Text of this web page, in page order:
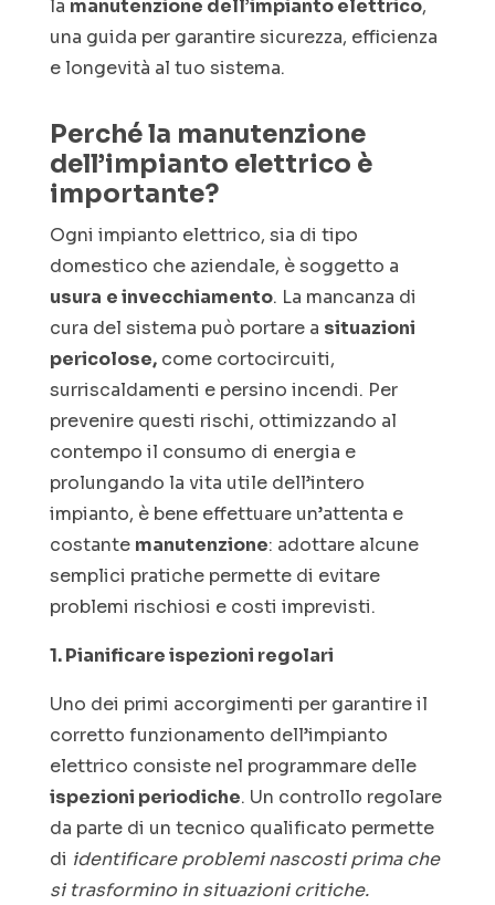
la manutenzione dell’impianto elettrico,
una guida per garantire sicurezza, efficienza
e longevità al tuo sistema.
Perché la manutenzione
dell’impianto elettrico è
importante?
Ogni impianto elettrico, sia di tipo
domestico che aziendale, è soggetto a
usura e invecchiamento. La mancanza di
cura del sistema può portare a situazioni
pericolose,come cortocircuiti,
surriscaldamenti e persino incendi. Per
prevenire questi rischi, ottimizzando al
contempo il consumo di energia e
prolungando la vita utile dell’intero
impianto, è bene effettuare un’attenta e
costante manutenzione: adottare alcune
semplici pratiche permette di evitare
problemi rischiosi e costi imprevisti.
1. Pianificare ispezioni regolari
Uno dei primi accorgimenti per garantire il
corretto funzionamento dell’impianto
elettrico consiste nel programmare delle
ispezioni periodiche. Un controllo regolare
da parte di un tecnico qualificato permette
di identificare problemi nascosti prima che
si trasformino in situazioni critiche.